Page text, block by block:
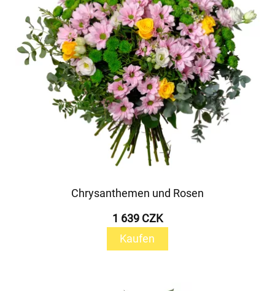
Chrysanthemen und Rosen
1 639 CZK
Kaufen